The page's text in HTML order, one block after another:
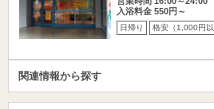
入浴料金 550円～
日帰り 格安（1,000円以
関連情報から探す